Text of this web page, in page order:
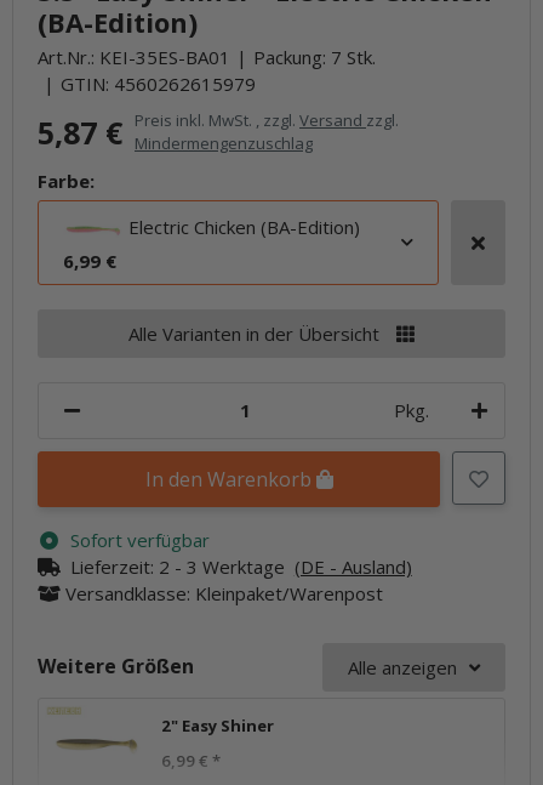
(BA-Edition)
Art.Nr.: KEI-35ES-BA01
Packung: 7 Stk.
GTIN: 4560262615979
5,87 € Preis inkl. MwSt. , zzgl. Versand zzgl.
Mindermengenzuschlag
Farbe:
Electric Chicken (BA-Edition)
6,99 €
Alle Varianten in der Übersicht
Pkg.
In den Warenkorb
Sofort verfügbar
Lieferzeit: 2 - 3 Werktage (DE - Ausland)
Versandklasse: Kleinpaket/Warenpost
Weitere Größen Alle anzeigen
2" Easy Shiner
6,99 € *